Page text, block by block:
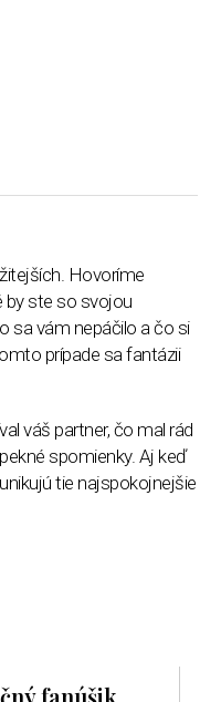
Hovoríme
by ste so svojou
sa vám nepáčilo a čo si
prípade sa fantázii
váš partner, čo mal rád
spomienky. Aj keď
tie najspokojnejšie